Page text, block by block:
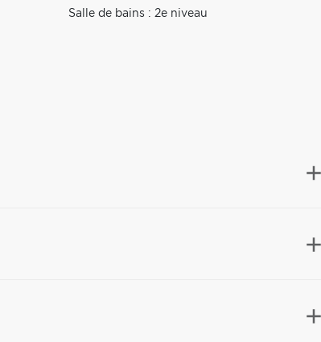
Salle de bains : 2e niveau